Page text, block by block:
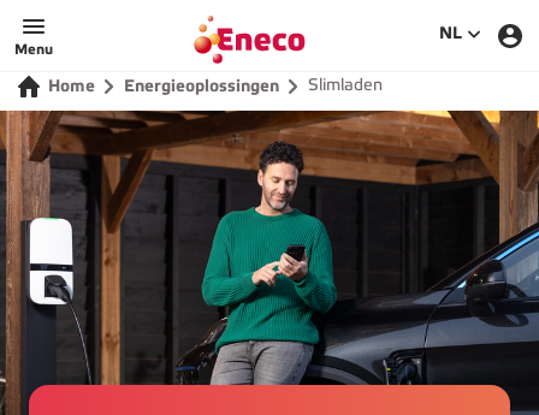
Menu
NL
Home Energieoplossingen Slimladen